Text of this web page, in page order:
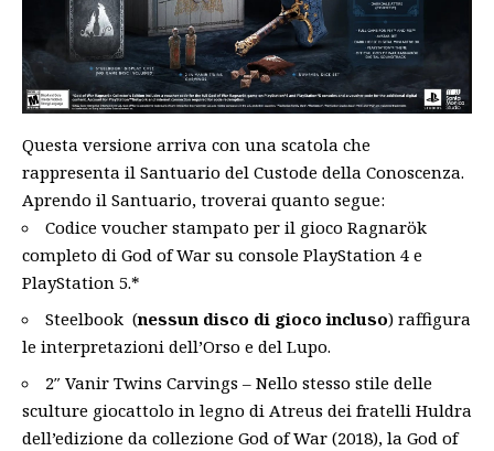
Questa versione arriva con una scatola che
rappresenta il Santuario del Custode della Conoscenza.
Aprendo il Santuario, troverai quanto segue:
Codice voucher stampato per il gioco Ragnarök
completo di God of War su console PlayStation 4 e
PlayStation 5.*
Steelbook (nessun disco di gioco incluso) raffigura
le interpretazioni dell’Orso e del Lupo.
2″ Vanir Twins Carvings – Nello stesso stile delle
sculture giocattolo in legno di Atreus dei fratelli Huldra
dell’edizione da collezione God of War (2018), la God of